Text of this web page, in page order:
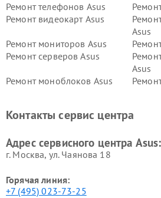
Ремонт телефонов Asus
Ремонт видеокарт Asus
Asus
Ремонт мониторов Asus
Ремонт серверов Asus
Asus
Ремонт моноблоков Asus
Контакты сервис центра
Адрес сервисного центра Asus:
г. Москва, ул. Чаянова 18
Горячая линия:
+7 (495) 023-73-25